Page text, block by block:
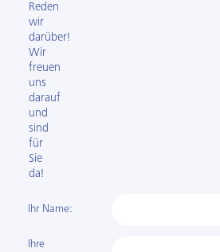
Reden
wir
darüber!
Wir
freuen
uns
darauf
und
sind
für
Sie
da!
Ihr Name:
Ihre